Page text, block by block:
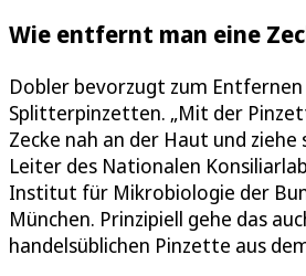
Wie entfernt man eine
Dobler bevorzugt zum
Splitterpinzetten. „Mit der
Zecke nah an der Haut und
Leiter des Nationalen
Institut für Mikrobiologie der
München. Prinzipiell gehe das
handelsüblichen Pinzette aus